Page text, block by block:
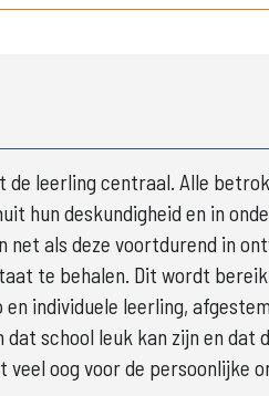
de leerling centraal. Alle
hun deskundigheid en in
net als deze voortdurend in
te behalen. Dit wordt
individuele leerling,
school leuk kan zijn en
oog voor de persoonlijke